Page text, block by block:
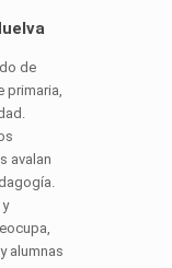
de
primaria,
avalan
alumnas